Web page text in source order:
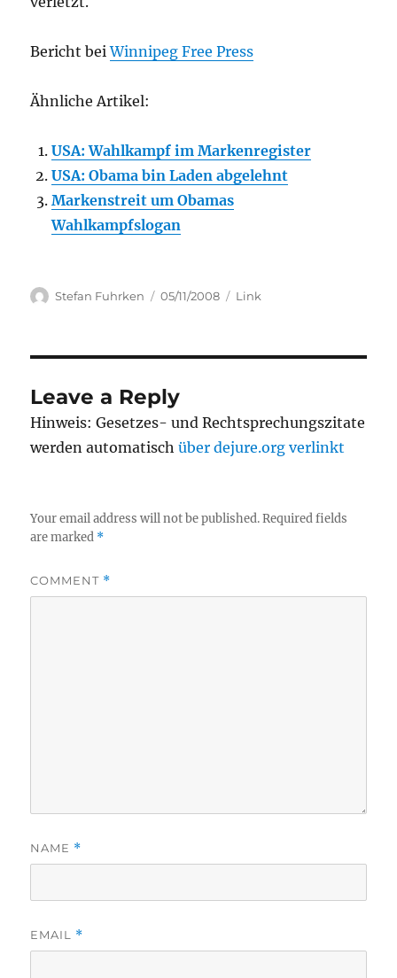
Bericht beiWinnipeg Free Press
Ähnliche Artikel:
USA: Wahlkampf im Markenregister
USA: Obama bin Laden abgelehnt
Markenstreit um Obamas
Wahlkampfslogan
Author
Stefan Fuhrken
Posted
05/11/2008 Categories
Link
Leave a Reply
Hinweis: Gesetzes- und Rechtsprechungszitate
werden automatischüber dejure.org verlinkt
Your email address will not be published. Required fields
are marked *
COMMENT *
NAME *
EMAIL *